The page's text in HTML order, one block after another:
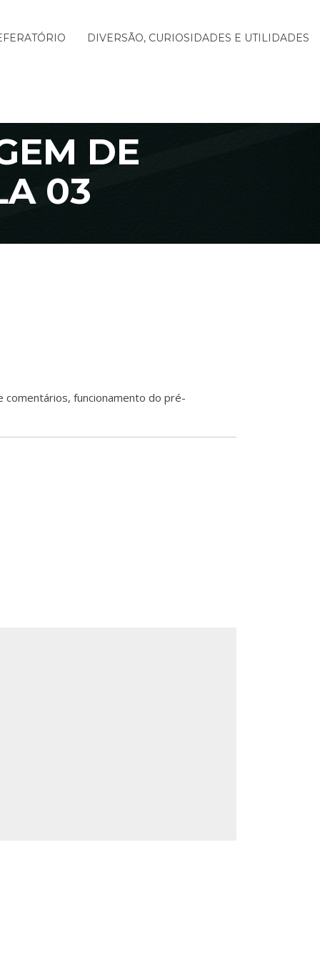
DIVERSÃO, CURIOSIDADES E UTILIDADES
DE
03
comentários, funcionamento do pré-